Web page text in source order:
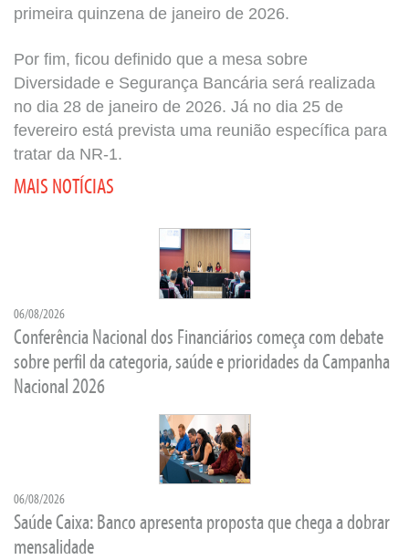
primeira quinzena de janeiro de 2026.
Por fim, ficou definido que a mesa sobre
Diversidade e Segurança Bancária será realizada
no dia 28 de janeiro de 2026. Já no dia 25 de
fevereiro está prevista uma reunião específica para
tratar da NR-1.
MAIS NOTÍCIAS
06/08/2026
Conferência Nacional dos Financiários começa com debate
sobre perfil da categoria, saúde e prioridades da Campanha
Nacional 2026
06/08/2026
Saúde Caixa: Banco apresenta proposta que chega a dobrar
mensalidade